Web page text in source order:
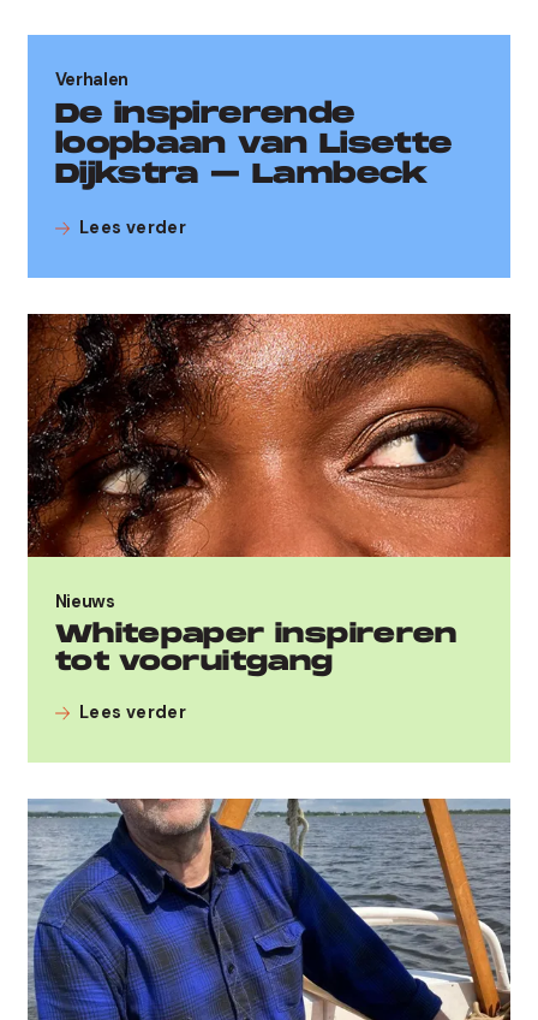
Verhalen
De inspirerende
loopbaan van Lisette
Dijkstra – Lambeck
Lees verder
Nieuws
Whitepaper inspireren
tot vooruitgang
Lees verder